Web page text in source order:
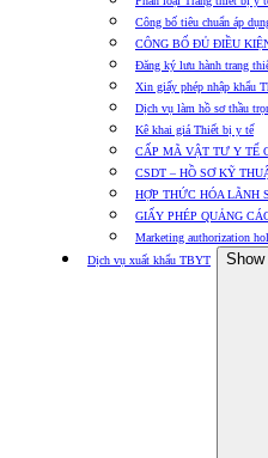
Công bố tiêu chuẩn áp
CÔNG BỐ ĐỦ ĐIỀU
Đăng ký lưu hành trang
Xin giấy phép nhập khẩu
Dịch vụ làm hồ sơ thầu
Kê khai giá Thiết bị y tế
CẤP MÃ VẬT TƯ Y TẾ
CSDT – HỒ SƠ KỸ
HỢP THỨC HÓA LÃNH
GIẤY PHÉP QUẢNG
Marketing authorization
Dịch vụ xuất khẩu TBYT